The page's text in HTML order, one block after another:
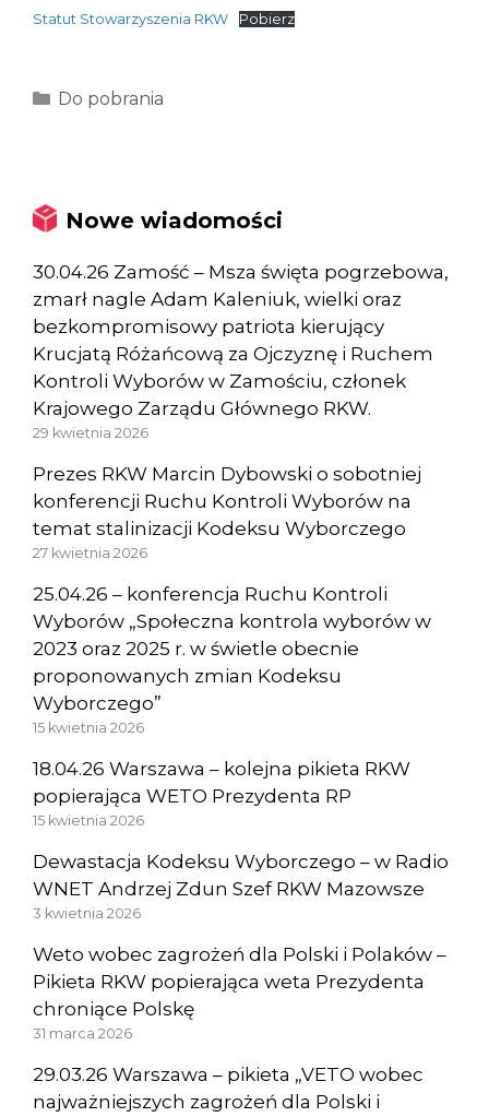
Statut Stowarzyszenia RKW Pobierz
Kategorie
Do pobrania
Nowe wiadomości
30.04.26 Zamość – Msza święta pogrzebowa,
zmarł nagle Adam Kaleniuk, wielki oraz
bezkompromisowy patriota kierujący
Krucjatą Różańcową za Ojczyznę i Ruchem
Kontroli Wyborów w Zamościu, członek
Krajowego Zarządu Głównego RKW.
29 kwietnia 2026
Prezes RKW Marcin Dybowski o sobotniej
konferencji Ruchu Kontroli Wyborów na
temat stalinizacji Kodeksu Wyborczego
27 kwietnia 2026
25.04.26 – konferencja Ruchu Kontroli
Wyborów „Społeczna kontrola wyborów w
2023 oraz 2025 r. w świetle obecnie
proponowanych zmian Kodeksu
Wyborczego”
15 kwietnia 2026
18.04.26 Warszawa – kolejna pikieta RKW
popierająca WETO Prezydenta RP
15 kwietnia 2026
Dewastacja Kodeksu Wyborczego – w Radio
WNET Andrzej Zdun Szef RKW Mazowsze
3 kwietnia 2026
Weto wobec zagrożeń dla Polski i Polaków –
Pikieta RKW popierająca weta Prezydenta
chroniące Polskę
31 marca 2026
29.03.26 Warszawa – pikieta „VETO wobec
najważniejszych zagrożeń dla Polski i